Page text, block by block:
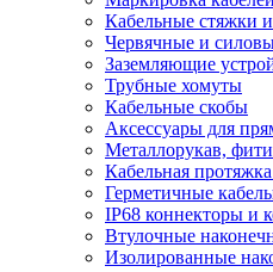
Кабельные стяжки
Червячные и
Заземляющие
Трубные хомуты
Кабельные скобы
Аксессуары для
Металлорукав,
Кабельная
Герметичные
IP68 коннекторы и
Втулочные
Изолированные